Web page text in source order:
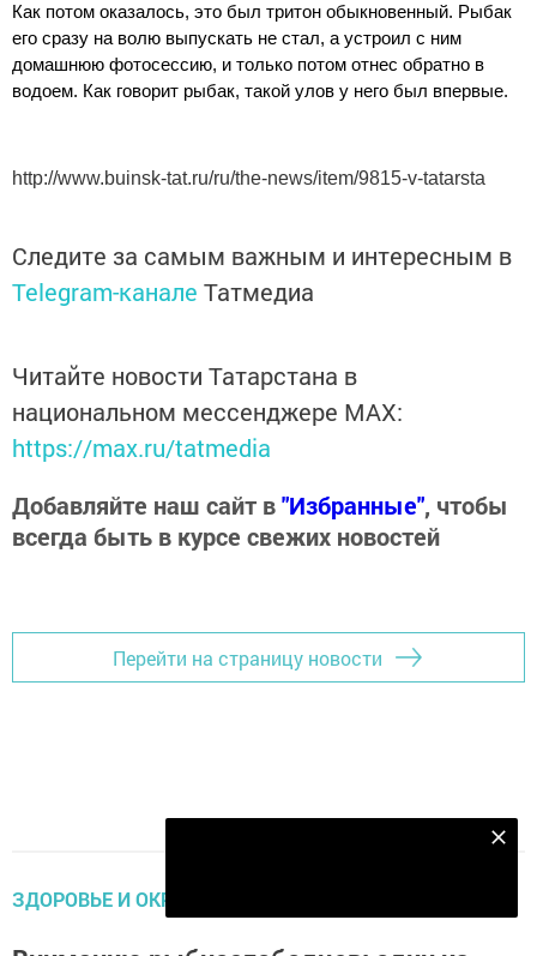
Как потом оказалось, это был тритон обыкновенный. Рыбак
его сразу на волю выпускать не стал, а устроил с ним
домашнюю фотосессию, и только потом отнес обратно в
водоем. Как говорит рыбак, такой улов у него был впервые.
http://www.buinsk-tat.ru/ru/the-news/item/9815-v-tatarsta
Следите за самым важным и интересным в
Telegram-канале Татмедиа
Читайте новости Татарстана в
национальном мессенджере MАХ:
https://max.ru/tatmedia
Добавляйте наш сайт в"Избранные", чтобы
всегда быть в курсе свежих новостей
Перейти на страницу новости
ЗДОРОВЬЕ И ОКРУЖАЮЩАЯ СРЕДА